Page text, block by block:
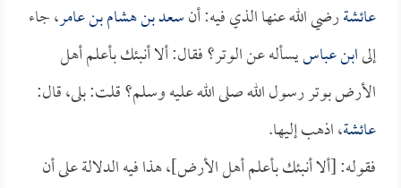
عائشةرضي الله عنها الذي فيه: أنسعد بن هشام بن عامر، جاء
إلىابن عباسيسأله عن الوتر؟ فقال: ألا أنبئك بأعلم أهل
الأرض بوتر رسول الله صلى الله عليه وسلم؟ قلت: بلى، قال:
عائشة، اذهب إليها.
فقوله: [ألا أنبئك بأعلم أهل الأرض]، هذا فيه الدلالة على أن